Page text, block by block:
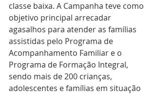
classe baixa. A Campanha teve como
objetivo principal arrecadar
agasalhos para atender as famílias
assistidas pelo Programa de
Acompanhamento Familiar e o
Programa de Formação Integral,
sendo mais de 200 crianças,
adolescentes e famílias em situação